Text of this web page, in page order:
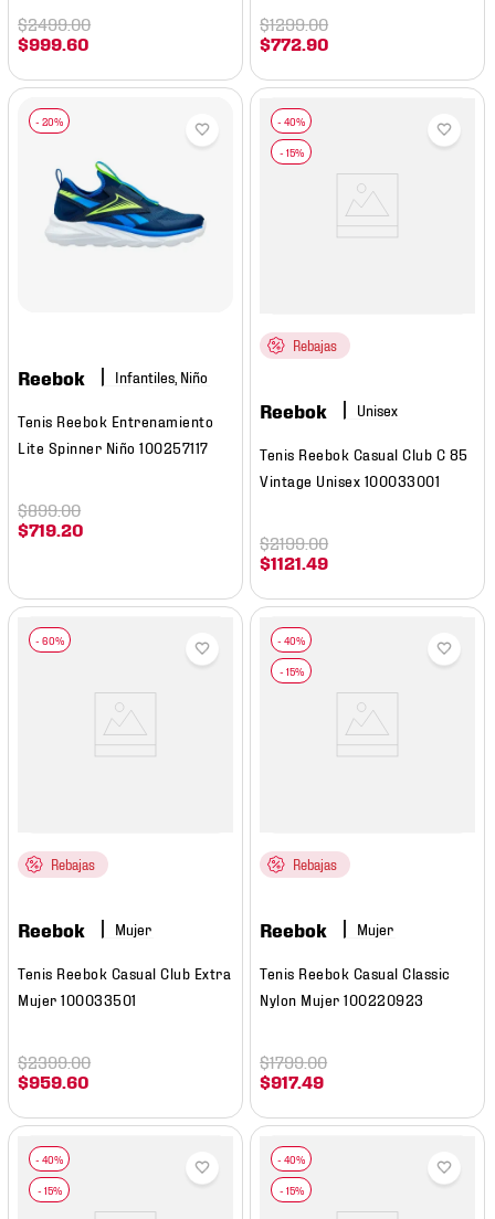
$999 .60
$2499.00
$772 .90
$1299.00
Reebok Infantiles, Niño
Tenis Reebok Entrenamiento
Lite Spinner Niño 100257117
$719 .20
$899.00
Rebajas
Reebok
Tenis Reebok Casual Club C 85
Vintage Unisex 100033001
$1121 .49
$2199.00
Rebajas
Reebok Mujer
Tenis Reebok Casual Club Extra
Mujer 100033501
$959 .60
$2399.00
Rebajas
Reebok Mujer
Tenis Reebok Casual Classic
Nylon Mujer 100220923
$917.49
$1799.00